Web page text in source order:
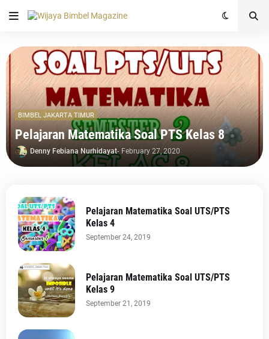
BIMBEL JAKARTA TIMUR
Pelajaran Matematika Soal PTS Kelas 8
Denny Febiana Nurhidayat- February 27, 2020
Pelajaran Matematika Soal UTS/PTS
Kelas 4
September 24, 2019
Pelajaran Matematika Soal UTS/PTS
Kelas 9
September 21, 2019